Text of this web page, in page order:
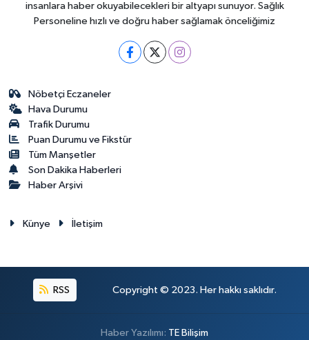
insanlara haber okuyabilecekleri bir altyapı sunuyor. Sağlık
Personeline hızlı ve doğru haber sağlamak önceliğimiz
Nöbetçi Eczaneler
Hava Durumu
Trafik Durumu
Puan Durumu ve Fikstür
Tüm Manşetler
Son Dakika Haberleri
Haber Arşivi
Künye İletişim
RSS Copyright © 2023. Her hakkı saklıdır.
Haber Yazılımı: TE Bilişim